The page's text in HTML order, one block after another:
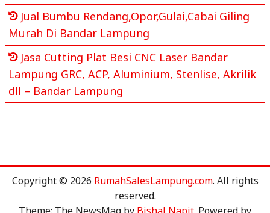
Jual Bumbu Rendang,Opor,Gulai,Cabai Giling
Murah Di Bandar Lampung
Jasa Cutting Plat Besi CNC Laser Bandar
Lampung GRC, ACP, Aluminium, Stenlise, Akrilik
dll – Bandar Lampung
Copyright © 2026 RumahSalesLampung.com. All rights
reserved.
Theme: The NewsMag by Bishal Napit . Powered by